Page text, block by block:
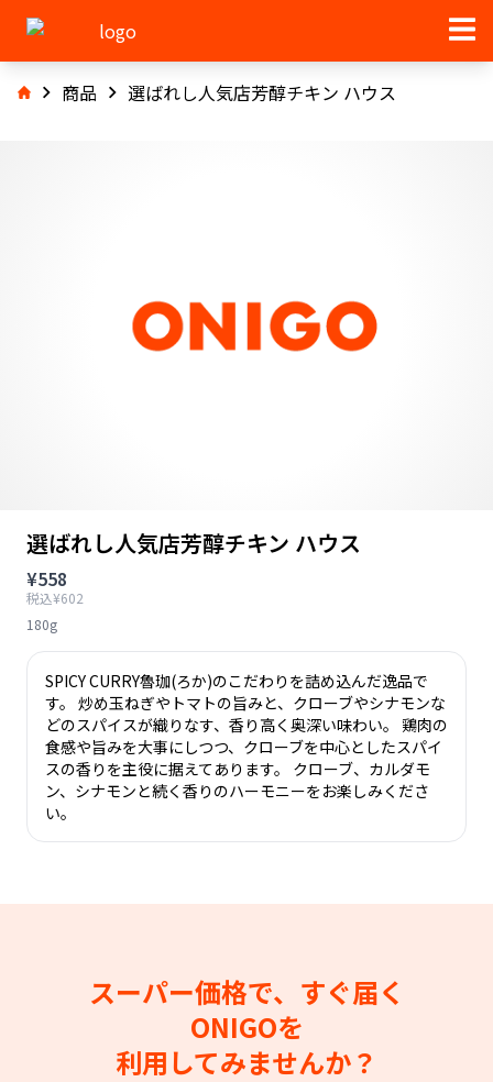
商品 選ばれし人気店芳醇チキン ハウス
選ばれし人気店芳醇チキン ハウス
¥558
税込¥602
180g
SPICY CURRY魯珈(ろか)のこだわりを詰め込んだ逸品で
す。 炒め玉ねぎやトマトの旨みと、クローブやシナモンな
どのスパイスが織りなす、香り高く奥深い味わい。 鶏肉の
食感や旨みを大事にしつつ、クローブを中心としたスパイ
スの香りを主役に据えてあります。 クローブ、カルダモ
ン、シナモンと続く香りのハーモニーをお楽しみくださ
い。
スーパー価格で、すぐ届く
ONIGOを
利用してみませんか？